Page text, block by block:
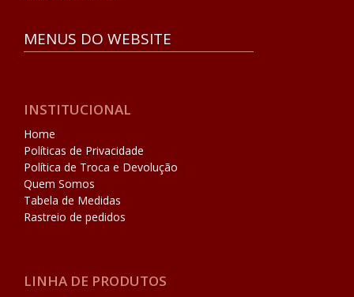
MENUS DO WEBSITE
INSTITUCIONAL
Home
Políticas de Privacidade
Política de Troca e Devolução
Quem Somos
Tabela de Medidas
Rastreio de pedidos
LINHA DE PRODUTOS